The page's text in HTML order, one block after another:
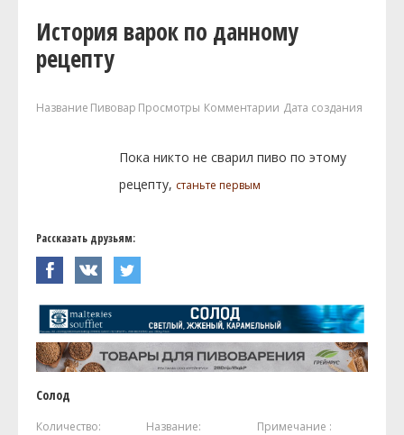
История варок по данному
рецепту
Название Пивовар Просмотры Комментарии Дата создания
Пока никто не сварил пиво по этому
рецепту, станьте первым
Рассказать друзьям:
Солод
Количество: Название: Примечание :